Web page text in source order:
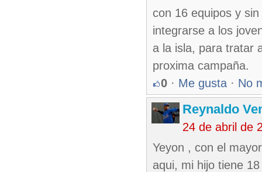
con 16 equipos y
integrarse a los
a la isla, para tratar
proxima campaña.
0 · Me gusta · No
Reynaldo
24 de abril de
Yeyon , con el
aqui, mi hijo tiene